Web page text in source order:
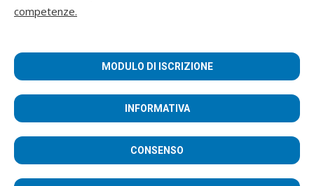
competenze.
MODULO DI ISCRIZIONE
INFORMATIVA
CONSENSO